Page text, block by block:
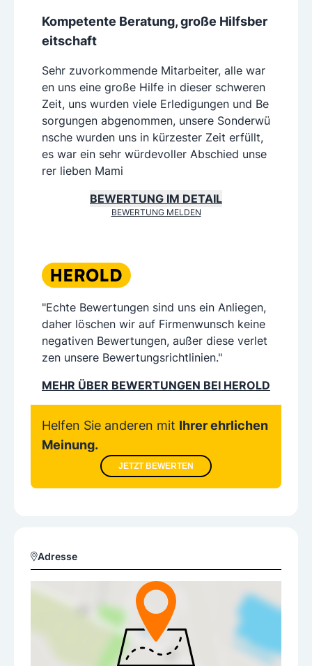
Kompetente Beratung, große Hilfsber
eitschaft
Sehr zuvorkommende Mitarbeiter, alle war
en uns eine große Hilfe in dieser schweren
Zeit, uns wurden viele Erledigungen und Be
sorgungen abgenommen, unsere Sonderwü
nsche wurden uns in kürzester Zeit erfüllt,
es war ein sehr würdevoller Abschied unse
rer lieben Mami
BEWERTUNG IM DETAIL
BEWERTUNG MELDEN
"Echte Bewertungen sind uns ein Anliegen,
daher löschen wir auf Firmenwunsch keine
negativen Bewertungen, außer diese verlet
zen unsere Bewertungsrichtlinien."
MEHR ÜBER BEWERTUNGEN BEI HEROLD
Helfen Sie anderen mit Ihrer ehrlichen
Meinung.
JETZT BEWERTEN
Adresse